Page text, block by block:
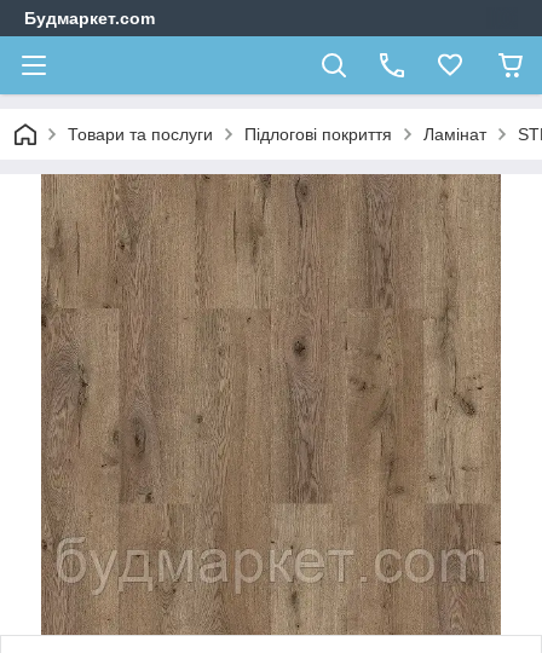
Будмаркет.com
Товари та послуги Підлогові покриття Ламінат